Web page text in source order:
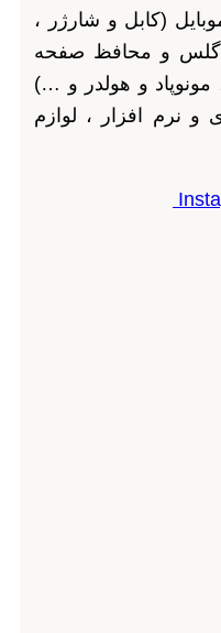
(کابل و شارژر ،
و محافظ صفحه
و هولدر و …)
افزار ، لوازم